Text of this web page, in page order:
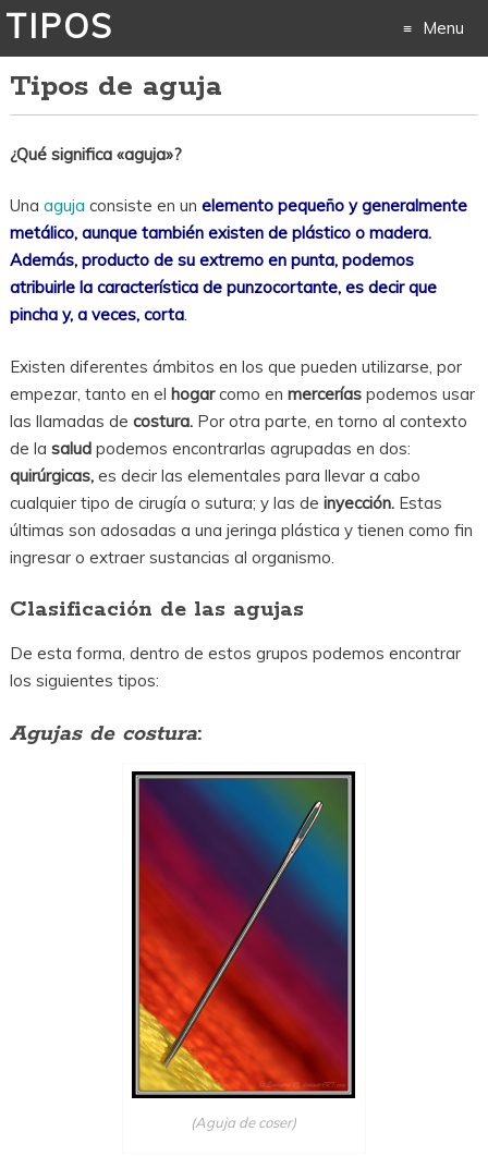
TIPOS Menu
Tipos de aguja
¿Qué significa «aguja»?
Una aguja consiste en un elemento pequeño y generalmente
metálico, aunque también existen de plástico o madera.
Además, producto de su extremo en punta, podemos
atribuirle la característica de punzocortante, es decir que
pincha y, a veces, corta.
Existen diferentes ámbitos en los que pueden utilizarse, por
empezar, tanto en el hogarcomo en merceríaspodemos usar
las llamadas de costura.Por otra parte, en torno al contexto
de la saludpodemos encontrarlas agrupadas en dos:
quirúrgicas,es decir las elementales para llevar a cabo
cualquier tipo de cirugía o sutura; y las de inyección.Estas
últimas son adosadas a una jeringa plástica y tienen como fin
ingresar o extraer sustancias al organismo.
Clasificación de las agujas
De esta forma, dentro de estos grupos podemos encontrar
los siguientes tipos:
Agujas de costura:
(Aguja de coser)